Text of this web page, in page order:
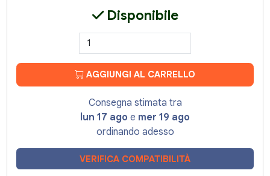
Disponibile
AGGIUNGI AL CARRELLO
Consegna stimata tra
lun 17 ago e mer 19 ago
ordinando adesso
VERIFICA COMPATIBILITÀ